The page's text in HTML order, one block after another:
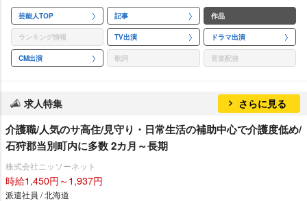
芸能人TOP 記事 作品
ランキング情報 TV出演 ドラマ出演
CM出演 歌詞 音楽配信
求人特集 さらに見る
介護職/人気のサ高住/見守り・日常生活の補助中心で介護度低め/
石狩郡当別町内に多数 2カ月～長期
株式会社ニッソーネット
時給1,450円～1,937円
派遣社員 / 北海道